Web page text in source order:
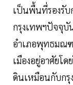
เป็นพื้นที่รองรับ
กรุงเทพฯปัจจุบั
อำเภอพุทธมณ
เมืองอยู่อาศัยโ
ดินเหมือนกับกรุ